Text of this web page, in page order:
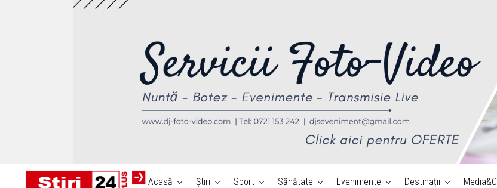
Acasă Știri Sport Sănătate Evenimente Destinații